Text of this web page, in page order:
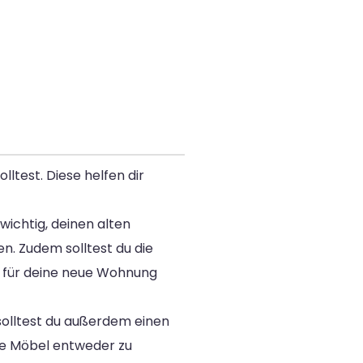
Diese helfen dir
deinen alten
Zudem solltest du die
deine neue Wohnung
du außerdem einen
Möbel entweder zu